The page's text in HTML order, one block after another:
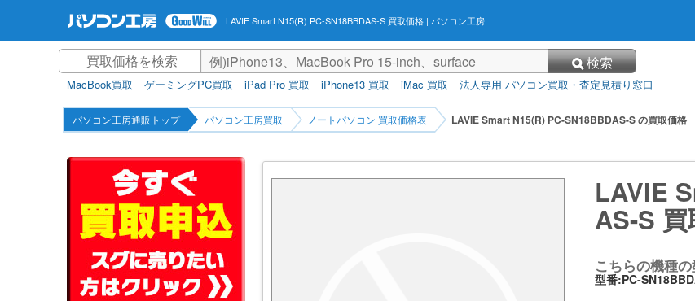
LAVIE Smart N15(R) PC-SN18BBDAS-S 買取価格 | パソコン工房
検索
MacBook買取 ゲーミングPC買取 iPad Pro 買取 iPhone13 買取 iMac 買取 法人専用 パソコン買取・査定見積り窓口
パソコン工房通販トップ パソコン工房買取 ノートパソコン 買取価格表 LAVIE Smart N15(R) PC-SN18BBDAS-S の買取価格
LAVIE
AS-S
こちらの機種
型番:PC-